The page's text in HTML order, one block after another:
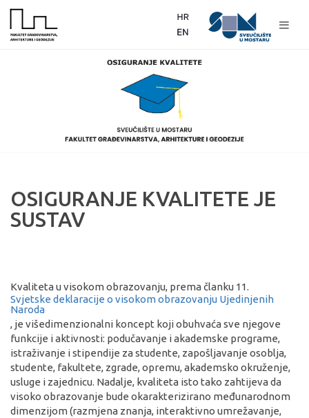
OSIGURANJE KVALITETE JE
SUSTAV
Kvaliteta u visokom obrazovanju, prema članku 11.
Svjetske deklaracije o visokom obrazovanju Ujedinjenih
Naroda
, je višedimenzionalni koncept koji obuhvaća sve njegove
funkcije i aktivnosti: podučavanje i akademske programe,
istraživanje i stipendije za studente, zapošljavanje osoblja,
studente, fakultete, zgrade, opremu, akademsko okruženje,
usluge i zajednicu. Nadalje, kvaliteta isto tako zahtijeva da
visoko obrazovanje bude okarakterizirano međunarodnom
dimenzijom (razmjena znanja, interaktivno umrežavanje,